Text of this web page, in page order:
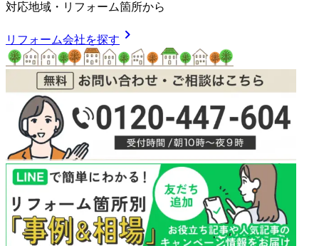
対応地域 ・ リフォーム箇所から
リフォーム会社を探す chevron_right